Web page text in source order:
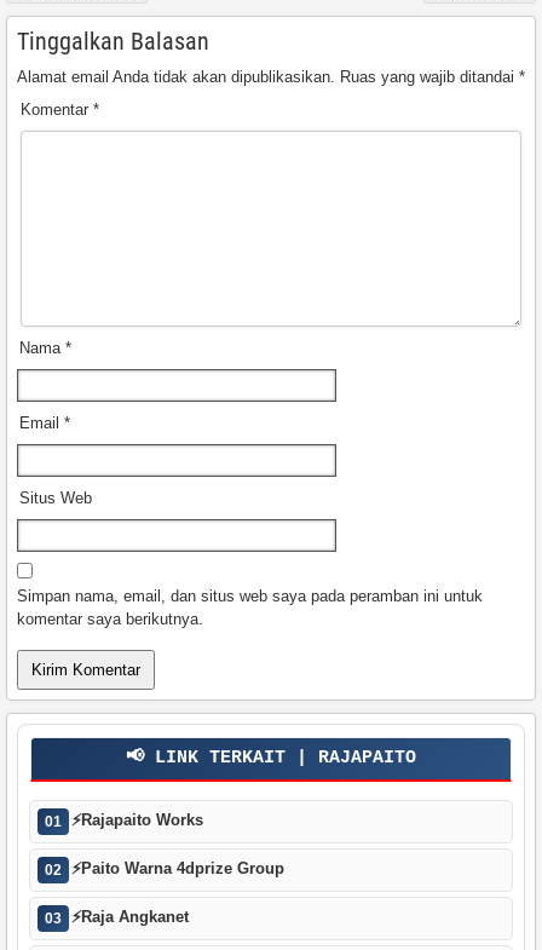
Tinggalkan Balasan
Alamat email Anda tidak akan dipublikasikan. Ruas yang wajib ditandai *
Komentar *
Nama *
Email *
Situs Web
Simpan nama, email, dan situs web saya pada peramban ini untuk
komentar saya berikutnya.
📢 LINK TERKAIT | RAJAPAITO
01 ⚡Rajapaito Works
02 ⚡Paito Warna 4dprize Group
03 ⚡Raja Angkanet